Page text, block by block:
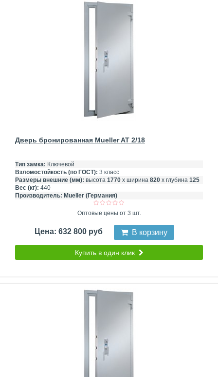
Дверь бронированная Mueller AT 2/18
Тип замка: Ключевой
Взломостойкость (по ГОСТ): 3 класс
Размеры внешние (мм): высота 1770 х ширина 820 х глубина 125
Вес (кг): 440
Производитель: Mueller (Германия)
Оптовые цены от 3 шт.
Цена: 632 800 руб В корзину
Купить в один клик